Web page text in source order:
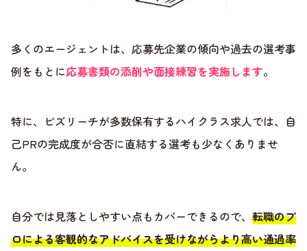
多くのエージェントは、応募先企業の傾向や過去の選考事
例をもとに応募書類の添削や面接練習を実施します。
特に、ビズリーチが多数保有するハイクラス求人では、自
己PRの完成度が合否に直結する選考も少なくありませ
ん。
自分では見落としやすい点もカバーできるので、 転職のプ
ロによる客観的なアドバイスを受けながらより高い通過率